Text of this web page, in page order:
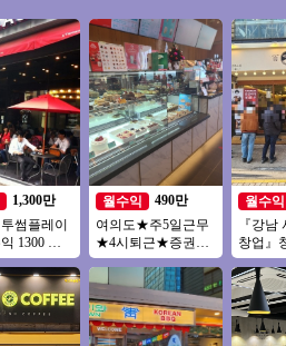
1,300만
썸플레이
1300 고
창업 운영
플레이스!
월수익
490만
여의도★주5일근무
★4시퇴근★증권가
유명커피★직장인보
다 근무시간 적음
월수익
『강남
창업』
트추천
소자본
업 커피